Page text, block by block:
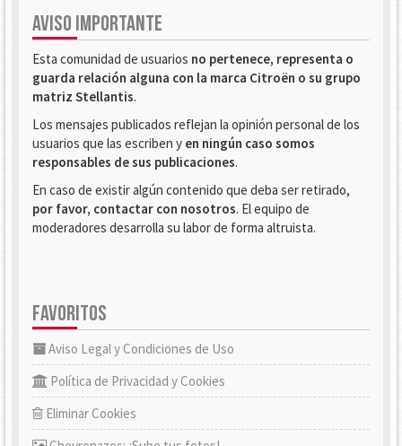
AVISO IMPORTANTE
Esta comunidad de usuarios no pertenece, representa o
guarda relación alguna con la marca Citroën o su grupo
matriz Stellantis.
Los mensajes publicados reflejan la opinión personal de los
usuarios que las escriben y en ningún caso somos
responsables de sus publicaciones.
En caso de existir algún contenido que deba ser retirado,
por favor, contactar con nosotros. El equipo de
moderadores desarrolla su labor de forma altruista.
FAVORITOS
Aviso Legal y Condiciones de Uso
Política de Privacidad y Cookies
Eliminar Cookies